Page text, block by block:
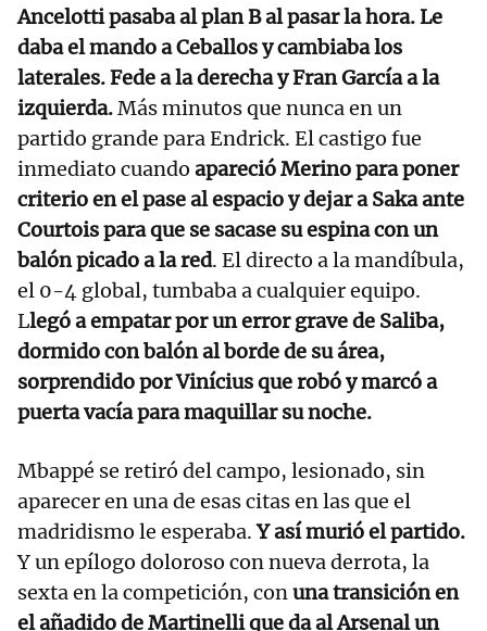
Ancelotti pasaba al plan B al pasar la hora. Le
daba el mando a Ceballos y cambiaba los
laterales. Fede a la derecha y Fran García a la
izquierda.Más minutos que nunca en un
partido grande para Endrick. El castigo fue
inmediato cuando apareció Merino para poner
criterio en el pase al espacio y dejar a Saka ante
Courtois para que se sacase su espina con un
balón picado a la red. El directo a la mandíbula,
el 0-4 global, tumbaba a cualquier equipo.
Llegó a empatar por un error grave de Saliba,
dormido con balón al borde de su área,
sorprendido por Vinícius que robó y marcó a
puerta vacía para maquillar su noche.
Mbappé se retiró del campo, lesionado, sin
aparecer en una de esas citas en las que el
madridismo le esperaba.Y así murió el partido.
Y un epílogo doloroso con nueva derrota, la
sexta en la competición, conuna transición en
el añadido de Martinelli que da al Arsenal un